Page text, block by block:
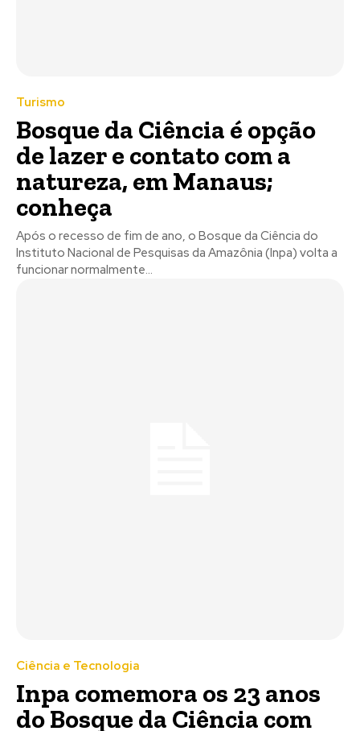
Turismo
Bosque da Ciência é opção
de lazer e contato com a
natureza, em Manaus;
conheça
Após o recesso de fim de ano, o Bosque da Ciência do
Instituto Nacional de Pesquisas da Amazônia (Inpa) volta a
funcionar normalmente...
Ciência e Tecnologia
Inpa comemora os 23 anos
do Bosque da Ciência com